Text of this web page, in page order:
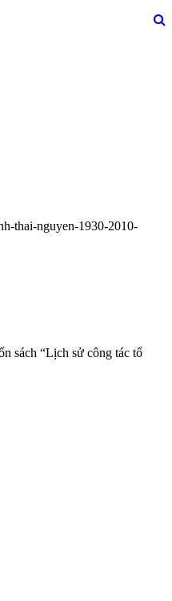
thai-nguyen-1930-2010-
sách “Lịch sử công tác tổ